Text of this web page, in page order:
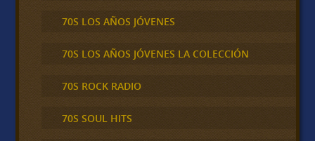
70S LOS AÑOS JÓVENES
70S LOS AÑOS JÓVENES LA COLECCIÓN
70S ROCK RADIO
70S SOUL HITS